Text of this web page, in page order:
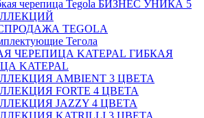
черепица Tegola БИЗНЕС УНИКА 5
TEGOLA
Тегола
ГИБКАЯ
KATEPAL
AMBIENT 3 ЦВЕТА
FORTE 4 ЦВЕТА
JAZZY 4 ЦВЕТА
KATRILLI 3 ЦВЕТА